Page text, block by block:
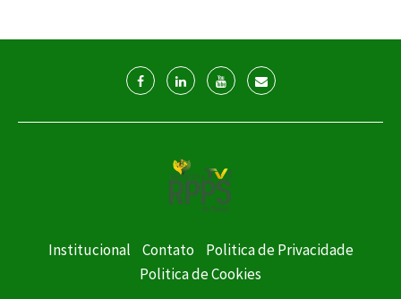
Institucional Contato
Politica de Privacidade
Politica de Cookies